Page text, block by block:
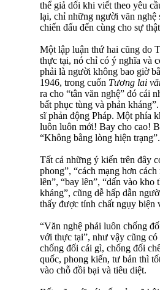
thể giả dối khi viết theo yêu
lại, chỉ những người văn nghệ
chiến đấu đến cùng cho sự
Một lập luận thứ hai cũng do
thực tại, nó chỉ có ý nghĩa và
phải là người không bao giờ
1946, trong cuốn Tương lai
ra cho “tân văn nghệ” đó cái
bất phục tùng và phản
sĩ phản động Pháp. Một phía
luôn luôn mới! Bay cho cao!
“Không bằng lòng hiện trạng”.
Tất cả những ý kiến trên đây
phong”, “cách mạng hơn
lên”, “bay lên”, “dấn vào kho
kháng”, cũng dễ hấp dẫn
thấy được tính chất ngụy biện
“Văn nghệ phải luôn chống
với thực tại”, như vậy cũng
chống đối cái gì, chống đối
quốc, phong kiến, tư bản thì
vào chỗ đồi bại và tiêu diệt.